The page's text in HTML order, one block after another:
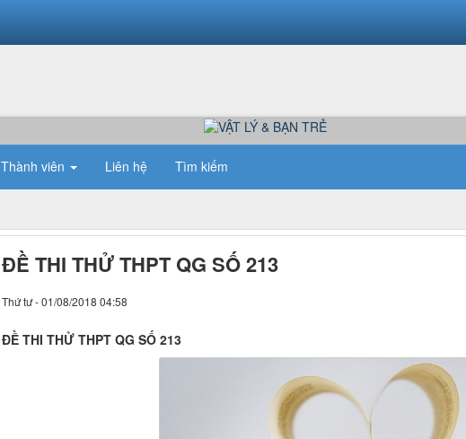
Thành viên Liên hệ Tìm kiếm
ĐỀ THI THỬ THPT QG SỐ 213
Thứ tư - 01/08/2018 04:58
ĐỀ THI THỬ THPT QG SỐ 213